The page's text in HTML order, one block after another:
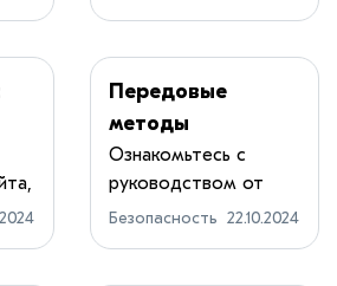
ти
Передовые
методы
автоматического
обнаружения
угроз
Ознакомьтесь с
руководством от
специалистов
Безопасность 22.10.2024